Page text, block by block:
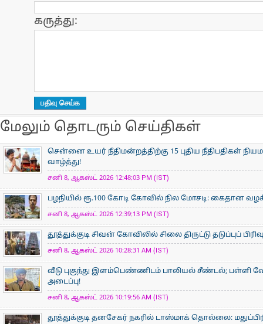
கருத்து:
மேலும் தொடரும் செய்திகள்
சென்னை உயர் நீதிமன்றத்திற்கு 15 புதிய நீதிபதிகள்
வாழ்த்து!
சனி 8, ஆகஸ்ட் 2026 12:48:03 PM (IST)
பழநியில் ரூ.100 கோடி கோவில் நில மோசடி: கைதான
சனி 8, ஆகஸ்ட் 2026 12:39:13 PM (IST)
தூத்துக்குடி சிவன் கோவிலில் சிலை திருட்டு தடுப்புப்
சனி 8, ஆகஸ்ட் 2026 10:28:31 AM (IST)
வீடு புகுந்து இளம்பெண்ணிடம் பாலியல் சீண்டல்; பள்ளி
அடைப்பு!
சனி 8, ஆகஸ்ட் 2026 10:19:56 AM (IST)
தூத்துக்குடி தனசேகர் நகரில் டாஸ்மாக் தொல்லை: